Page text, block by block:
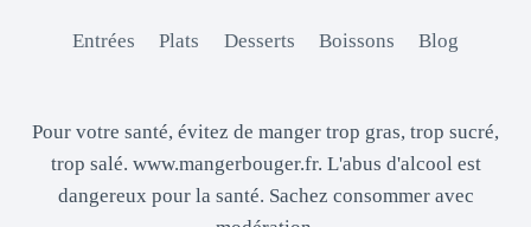
Entrées Plats Desserts Boissons Blog
Pour votre santé, évitez de manger trop gras, trop sucré,
trop salé. www.mangerbouger.fr. L'abus d'alcool est
dangereux pour la santé. Sachez consommer avec